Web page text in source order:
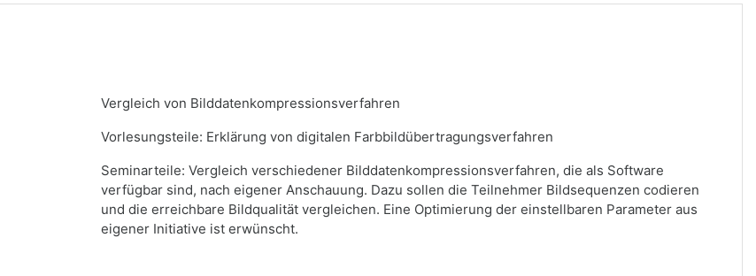
Vergleich von Bilddatenkompressionsverfahren
Vorlesungsteile: Erklärung von digitalen Farbbildübertragungsverfahren
Seminarteile: Vergleich verschiedener Bilddatenkompressionsverfahren, die als Software
verfügbar sind, nach eigener Anschauung. Dazu sollen die Teilnehmer Bildsequenzen codieren
und die erreichbare Bildqualität vergleichen. Eine Optimierung der einstellbaren Parameter aus
eigener Initiative ist erwünscht.